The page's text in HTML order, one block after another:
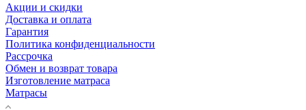
Акции и скидки
Доставка и оплата
Гарантия
Политика конфиденциальности
Рассрочка
Обмен и возврат товара
Изготовление матраса
Матрасы